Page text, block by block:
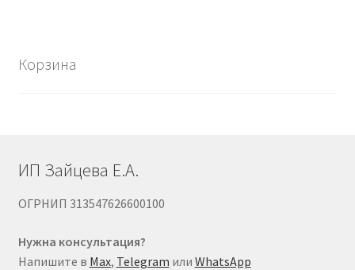
Корзина
ИП Зайцева Е.А.
ОГРНИП 313547626600100
Нужна консультация?
Напишите в Max, Telegram или WhatsApp